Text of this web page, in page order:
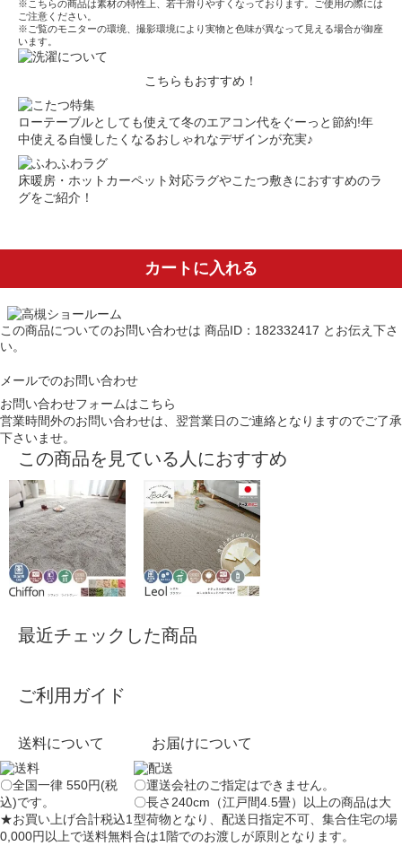
※こちらの商品は素材の特性上、若干滑りやすくなっております。ご使用の際には
ご注意ください。
※ご覧のモニターの環境、撮影環境により実物と色味が異なって見える場合が御座
います。
こちらもおすすめ！
ローテーブルとしても使えて冬のエアコン代をぐーっと節約!年
中使える自慢したくなるおしゃれなデザインが充実♪
床暖房・ホットカーペット対応ラグやこたつ敷きにおすすめのラ
グをご紹介！
カートに入れる
この商品についてのお問い合わせは 商品ID：182332417 とお伝え下さ
い。
メールでのお問い合わせ
お問い合わせフォームはこちら
営業時間外のお問い合わせは、翌営業日のご連絡となりますのでご了承
下さいませ。
この商品を見ている人におすすめ
最近チェックした商品
ご利用ガイド
送料について
〇全国一律 550円(税
込)です。
★お買い上げ合計税込1
0,000円以上で送料無料
お届けについて
〇運送会社のご指定はできません。
〇長さ240cm（江戸間4.5畳）以上の商品は大
型荷物となり、配送日指定不可 、集合住宅の場
合は1階でのお渡しが原則となります。